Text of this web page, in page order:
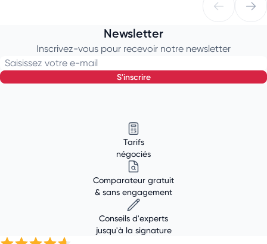
Newsletter
Inscrivez-vous pour recevoir notre newsletter
Saisissez votre e-mail
s'inscrire
Tarifs
négociés
Comparateur gratuit
& sans engagement
Conseils d'experts
jusqu'à la signature